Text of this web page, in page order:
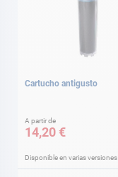
Cartucho antigusto
A partir de
14,20 €
Disponible en varias versiones